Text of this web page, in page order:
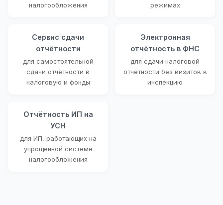
налогообложения
режимах
Сервис сдачи
отчётности
для самостоятельной
сдачи отчётности в
налоговую и фонды
Электронная
отчётность в ФНС
для сдачи налоговой
отчётности без визитов в
инспекцию
Отчётность ИП на
УСН
для ИП, работающих на
упрощённой системе
налогообложения